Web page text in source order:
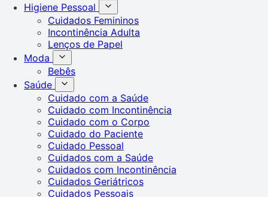
Higiene Pessoal
Cuidados Femininos
Incontinência Adulta
Lenços de Papel
Moda
Bebês
Saúde
Cuidado com a Saúde
Cuidado com Incontinência
Cuidado com o Corpo
Cuidado do Paciente
Cuidado Pessoal
Cuidados com a Saúde
Cuidados com Incontinência
Cuidados Geriátricos
Cuidados Pessoais